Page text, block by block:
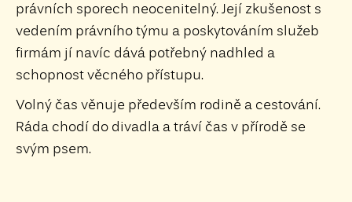
právních sporech neocenitelný. Její zkušenost s
vedením právního týmu a poskytováním služeb
firmám jí navíc dává potřebný nadhled a
schopnost věcného přístupu.
Volný čas věnuje především rodině a cestování.
Ráda chodí do divadla a tráví čas v přírodě se
svým psem.